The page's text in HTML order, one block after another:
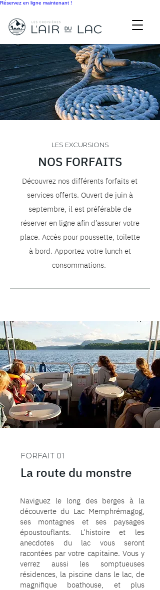
Réservez en ligne maintenant !
LES EXCURSIONS
NOS FORFAITS
​Découvrez nos différents forfaits et
services offerts. Ouvert de juin à
septembre, il est préférable de
réserver en ligne afin d’assurer votre
place. Accès pour poussette, toilette
à bord. Apportez votre lunch et
consommations.
FORFAIT 01
La route du monstre
Naviguez le long des berges à la
découverte du Lac Memphrémagog,
ses montagnes et ses paysages
époustouflants. L’histoire et les
anecdotes du lac vous seront
racontées par votre capitaine. Vous y
verrez aussi les somptueuses
résidences, la piscine dans le lac, de
magnifique boathouse, et plus